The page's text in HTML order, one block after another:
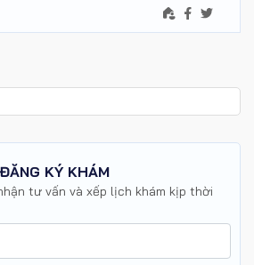
ĐĂNG KÝ KHÁM
tư vấn và xếp lịch khám kịp thời